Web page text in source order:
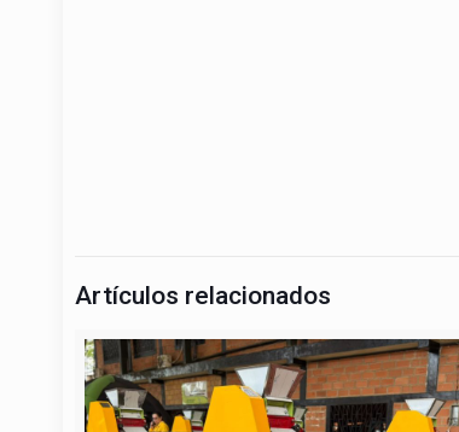
Artículos relacionados